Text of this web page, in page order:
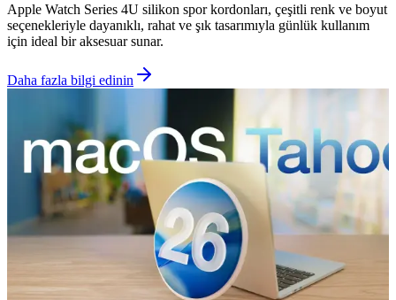
Apple Watch Series 4U silikon spor kordonları, çeşitli renk ve boyut
seçenekleriyle dayanıklı, rahat ve şık tasarımıyla günlük kullanım
için ideal bir aksesuar sunar.
Daha fazla bilgi edinin